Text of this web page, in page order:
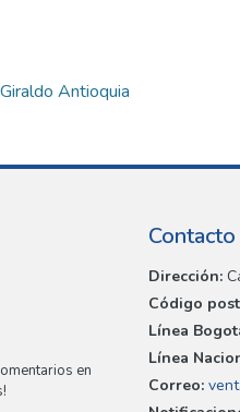
Antioquia
en
Dirección:
Código
Línea
Línea
Correo: